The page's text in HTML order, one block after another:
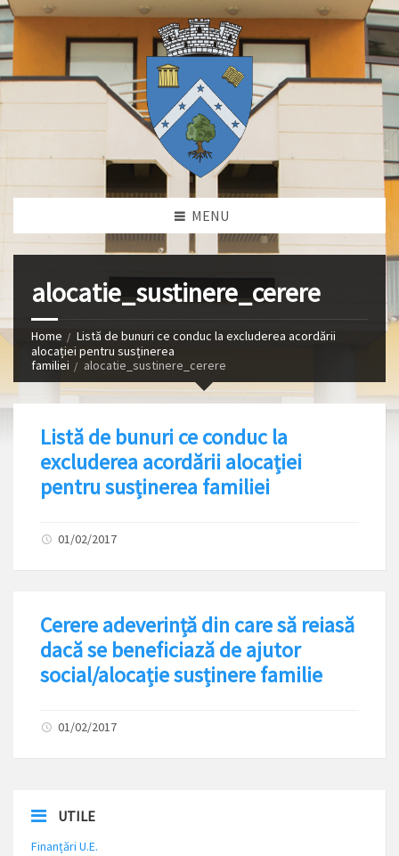
MENU
alocatie_sustinere_cerere
Home
Listă de bunuri ce conduc la excluderea acordării
alocației pentru susținerea
familiei
alocatie_sustinere_cerere
Listă de bunuri ce conduc la
excluderea acordării alocației
pentru susținerea familiei
01/02/2017
Cerere adeverință din care să reiasă
dacă se beneficiază de ajutor
social/alocație susținere familie
01/02/2017
UTILE
Finanțări U.E.